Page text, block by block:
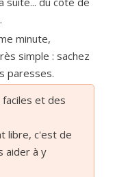
minute,
simple : sachez
paresses.
et des
libre, c'est de
aider à y